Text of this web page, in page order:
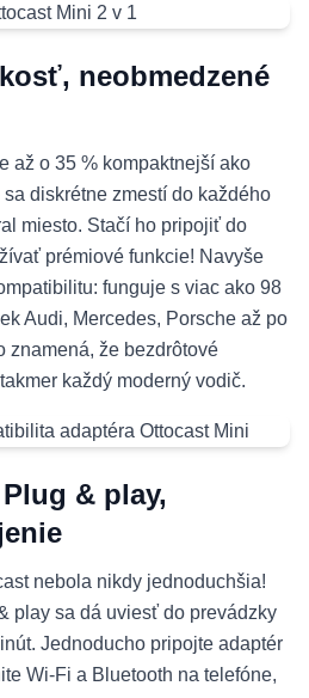
neobmedzené
až o 35 % kompaktnejší ako
diskrétne zmestí do každého
miesto. Stačí ho pripojiť do
prémiové funkcie! Navyše
funguje s viac ako 98
Audi, Mercedes, Porsche až po
znamená, že bezdrôtové
každý moderný vodič.
& play,
nebola nikdy jednoduchšia!
play sa dá uviesť do prevádzky
Jednoducho pripojte adaptér
Wi-Fi a Bluetooth na telefóne,